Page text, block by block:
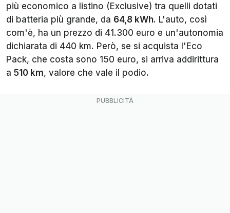
più economico a listino (Exclusive) tra quelli dotati
di batteria più grande, da 64,8 kWh. L'auto, così
com'è, ha un prezzo di 41.300 euro e un'autonomia
dichiarata di 440 km. Però, se si acquista l'Eco
Pack, che costa sono 150 euro, si arriva addirittura
a 510 km, valore che vale il podio.